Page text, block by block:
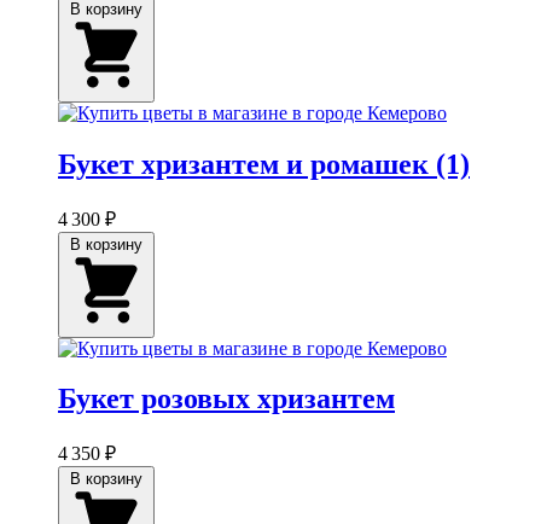
Букет хризантем и ромашек (1)
4 300 ₽
Букет розовых хризантем
4 350 ₽